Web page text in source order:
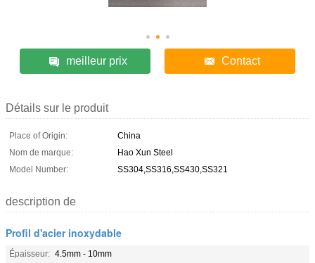
meilleur prix Contact
Détails sur le produit
Place of Origin:
China
Nom de marque:
Hao Xun Steel
Model Number:
SS304,SS316,SS430,SS321
description de
Profil d'acier inoxydable
Épaisseur: 4.5mm - 10mm